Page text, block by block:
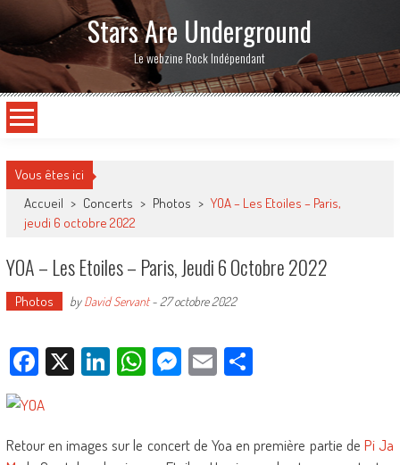
Stars Are Underground
Le webzine Rock Indépendant
Vous êtes ici
Accueil > Concerts > Photos > YOA – Les Etoiles – Paris,
jeudi 6 octobre 2022
YOA – Les Etoiles – Paris, Jeudi 6 Octobre 2022
Photos byDavid Servant- 27 octobre 2022
Facebook
X LinkedIn
WhatsApp
Messenger
EmailPartager
Retour en images sur le concert de Yoa en première partie dePi Ja